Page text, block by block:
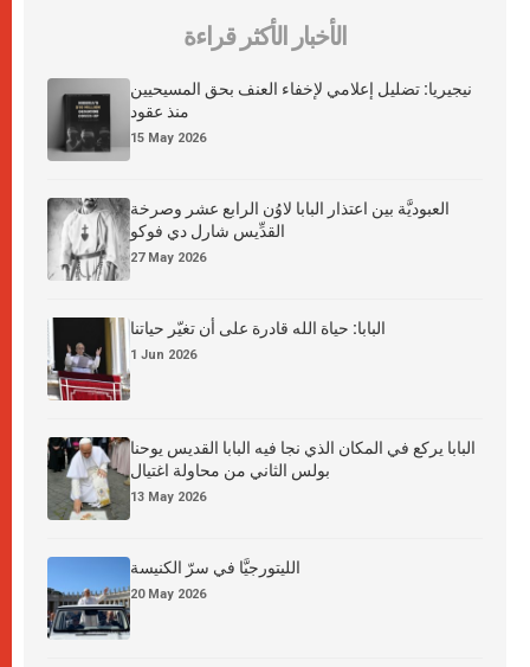
الأخبار الأكثر قراءة
نيجيريا: تضليل إعلامي لإخفاء العنف بحق المسيحيين
منذ عقود
15 May 2026
العبوديَّة بين اعتذار البابا لاوُن الرابع عشر وصرخة
القدِّيس شارل دي فوكو
27 May 2026
البابا: حياة الله قادرة على أن تغيّر حياتنا
1 Jun 2026
البابا يركع في المكان الذي نجا فيه البابا القديس يوحنا
بولس الثاني من محاولة اغتيال
13 May 2026
الليتورجيَّا في سرّ الكنيسة
20 May 2026